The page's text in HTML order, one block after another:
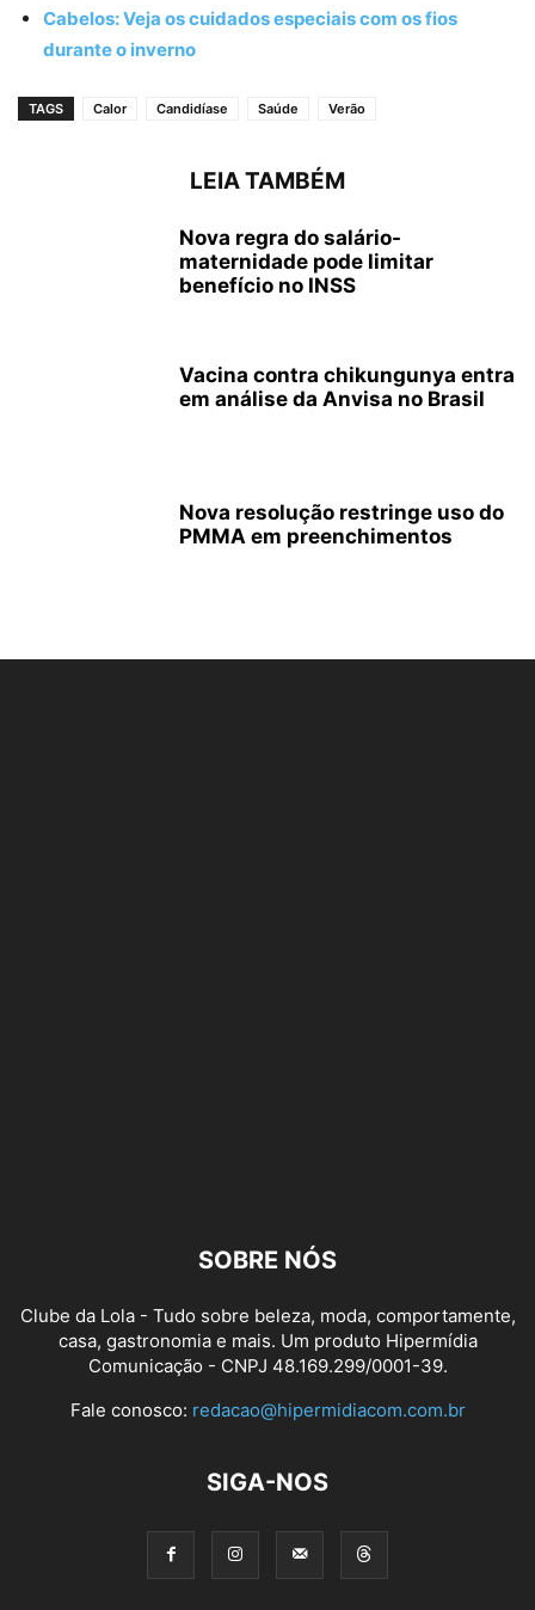
Cabelos: Veja os cuidados especiais com os fios
durante o inverno
TAGS Calor Candidíase Saúde Verão
LEIA TAMBÉM
Nova regra do salário-
maternidade pode limitar
benefício no INSS
Vacina contra chikungunya entra
em análise da Anvisa no Brasil
Nova resolução restringe uso do
PMMA em preenchimentos
SOBRE NÓS
Clube da Lola - Tudo sobre beleza, moda, comportamente,
casa, gastronomia e mais. Um produto Hipermídia
Comunicação - CNPJ 48.169.299/0001-39.
Fale conosco: redacao@hipermidiacom.com.br
SIGA-NOS